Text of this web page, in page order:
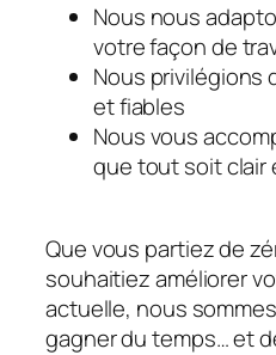
Nous nous
votre façon de
Nous privilégions
et fiables
Nous vous
que tout soit clair
Que vous partiez de
souhaitiez améliorer
actuelle, nous
gagner du temps… et